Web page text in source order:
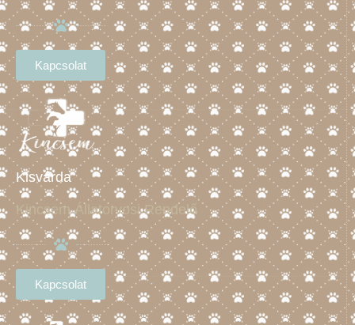
Kapcsolat
Kisvárda
Kincsem Állatorvosi Rendelő
Kapcsolat